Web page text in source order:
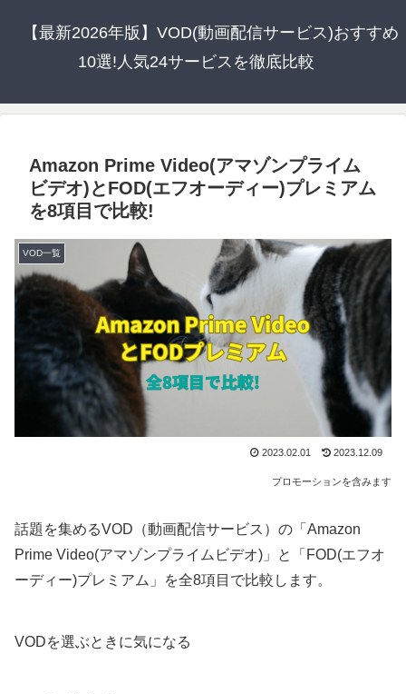
【最新2026年版】VOD(動画配信サービス)おすすめ
10選!人気24サービスを徹底比較
Amazon Prime Video(アマゾンプライム
ビデオ)とFOD(エフオーディー)プレミアム
を8項目で比較!
VOD一覧
2023.02.01 2023.12.09
プロモーションを含みます
話題を集めるVOD（動画配信サービス）の「Amazon
Prime Video(アマゾンプライムビデオ)」と「FOD(エフオ
ーディー)プレミアム」を全8項目で比較します。
VODを選ぶときに気になる